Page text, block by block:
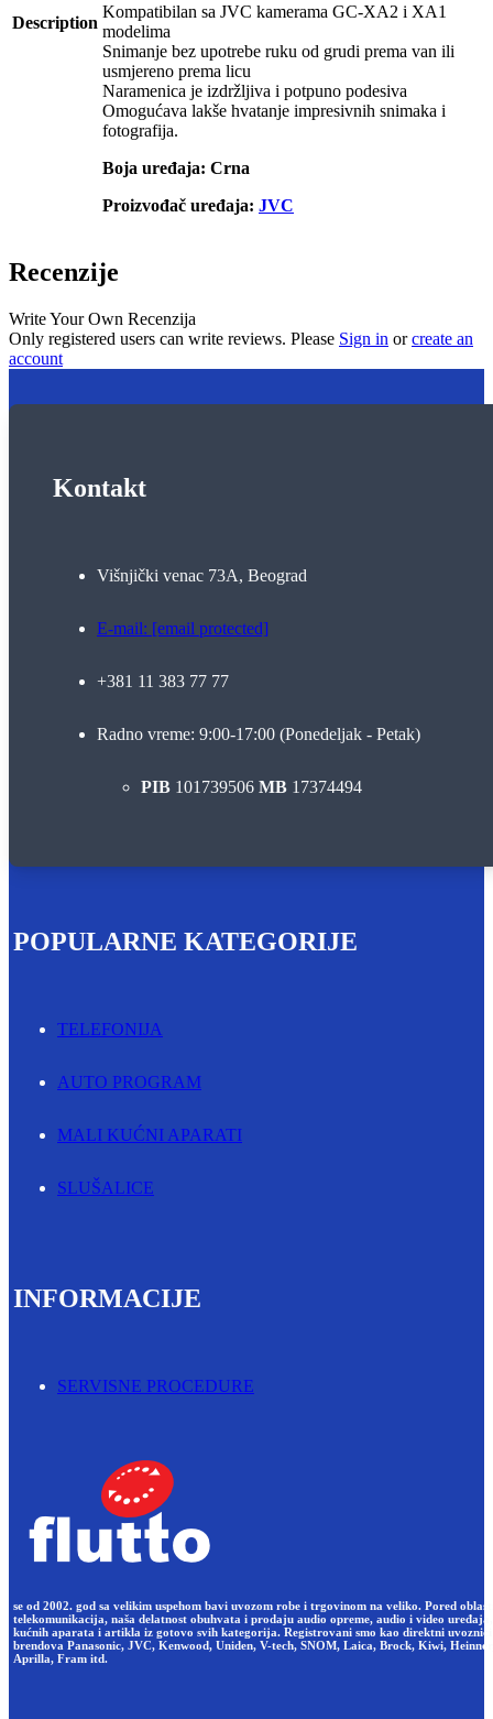
Description
Kompatibilan sa JVC kamerama GC-XA2 i XA1
modelima
Snimanje bez upotrebe ruku od grudi prema van ili
usmjereno prema licu
Naramenica je izdržljiva i potpuno podesiva
Omogućava lakše hvatanje impresivnih snimaka i
fotografija.
Boja uređaja: Crna
Proizvođač uređaja: JVC
Recenzije
Write Your Own Recenzija
Only registered users can write reviews. Please Sign in orcreate an
account
Kontakt
Višnjički venac 73A, Beograd
E-mail: [email protected]
+381 11 383 77 77
Radno vreme: 9:00-17:00 (Ponedeljak - Petak)
PIB 101739506 MB 17374494
POPULARNE KATEGORIJE
TELEFONIJA
AUTO PROGRAM
MALI KUĆNI APARATI
SLUŠALICE
INFORMACIJE
SERVISNE PROCEDURE
se od 2002. god sa velikim uspehom bavi uvozom robe i trgovinom na veliko. Pored
telekomunikacija, naša delatnost obuhvata i prodaju audio opreme, audio i video uređaja,
kućnih aparata i artikla iz gotovo svih kategorija. Registrovani smo kao direktni uvoznici
brendova Panasonic, JVC, Kenwood, Uniden, V-tech, SNOM, Laica, Brock, Kiwi,
Aprilla, Fram itd.